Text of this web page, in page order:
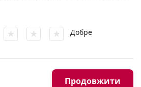
Добре
Продовжити